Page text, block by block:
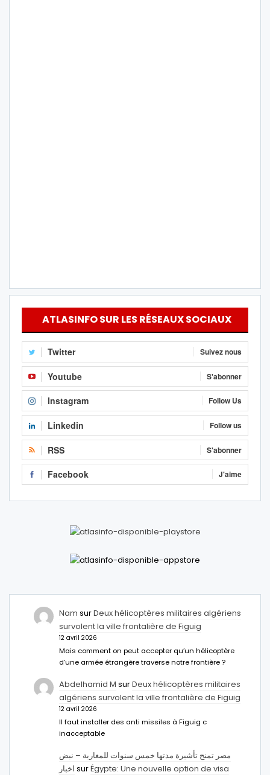
ATLASINFO SUR LES RÉSEAUX SOCIAUX
Twitter Suivez nous
Youtube S'abonner
Instagram Follow Us
Linkedin Follow us
RSS S'abonner
Facebook J'aime
Nam surDeux hélicoptères militaires algériens
survolent la ville frontalière de Figuig
12 avril 2026
Mais comment on peut accepter qu’un hélicoptère
d’une armée étrangère traverse notre frontière ?
Abdelhamid M surDeux hélicoptères militaires
algériens survolent la ville frontalière de Figuig
12 avril 2026
Il faut installer des anti missiles à Figuig c
inacceptable
مصر تمنح تأشيرة مدتها خمس سنوات للمغاربة – نبض
اخبار surÉgypte: Une nouvelle option de visa